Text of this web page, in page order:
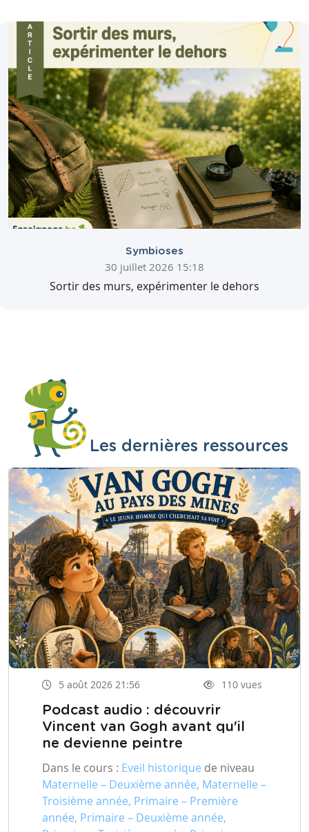
Symbioses
30 juillet 2026 15:18
Sortir des murs, expérimenter le dehors
Les dernières ressources
5 août 2026 21:56 110 vues
Podcast audio : découvrir
Vincent van Gogh avant qu'il
ne devienne peintre
Dans le cours : Eveil historique de niveau
Maternelle – Deuxième année, Maternelle –
Troisième année, Primaire – Première
année, Primaire – Deuxième année,